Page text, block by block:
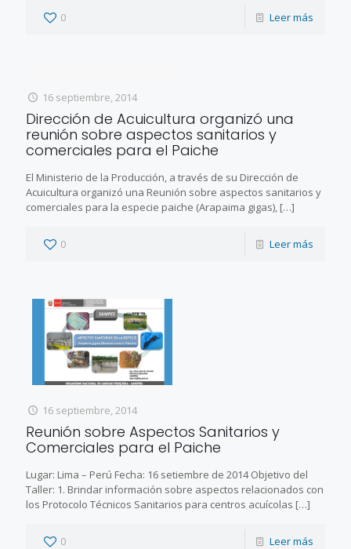
0 Leer más
16 septiembre, 2014
Dirección de Acuicultura organizó una
reunión sobre aspectos sanitarios y
comerciales para el Paiche
El Ministerio de la Producción, a través de su Dirección de
Acuicultura organizó una Reunión sobre aspectos sanitarios y
comerciales para la especie paiche (Arapaima gigas), […]
0 Leer más
16 septiembre, 2014
Reunión sobre Aspectos Sanitarios y
Comerciales para el Paiche
Lugar: Lima – Perú Fecha: 16 setiembre de 2014 Objetivo del
Taller: 1. Brindar información sobre aspectos relacionados con
los Protocolo Técnicos Sanitarios para centros acuícolas […]
0 Leer más